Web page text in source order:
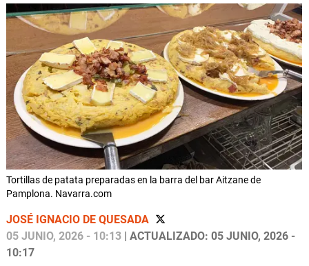
Tortillas de patata preparadas en la barra del bar Aitzane de
Pamplona. Navarra.com
JOSÉ IGNACIO DE QUESADA
05 JUNIO, 2026 - 10:13 | ACTUALIZADO: 05 JUNIO, 2026 -
10:17